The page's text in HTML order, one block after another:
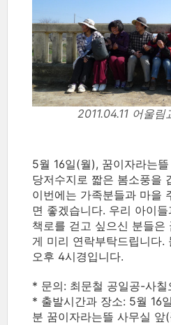
2011.04.11 어울
5월 16일(월), 꿈이자라는
당저수지로 짧은 봄소풍을
이번에는 가족분들과 마을
면 좋겠습니다. 우리 아이
책로를 걷고 싶으신 분들은
게 미리 연락부탁드립니다.
오후 4시경입니다.
* 문의: 최문철 공일공-사
* 출발시간과 장소: 5월 16
분 꿈이자라는뜰 사무실 앞